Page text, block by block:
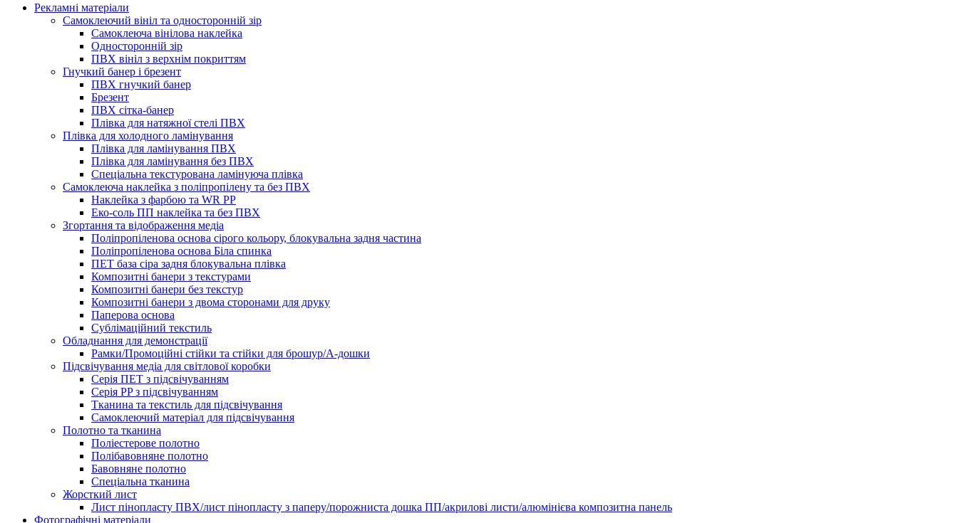
Рекламні матеріали
Самоклеючий вініл та односторонній зір
Самоклеюча вінілова наклейка
Односторонній зір
ПВХ вініл з верхнім покриттям
Гнучкий банер і брезент
ПВХ гнучкий банер
Брезент
ПВХ сітка-банер
Плівка для натяжної стелі ПВХ
Плівка для холодного ламінування
Плівка для ламінування ПВХ
Плівка для ламінування без ПВХ
Спеціальна текстурована ламінуюча плівка
Самоклеюча наклейка з поліпропілену та без ПВХ
Наклейка з фарбою та WR PP
Еко-соль ПП наклейка та без ПВХ
Згортання та відображення медіа
Поліпропіленова основа сірого кольору, блокувальна задня частина
Поліпропіленова основа Біла спинка
ПЕТ база сіра задня блокувальна плівка
Композитні банери з текстурами
Композитні банери без текстур
Композитні банери з двома сторонами для друку
Паперова основа
Сублімаційний текстиль
Обладнання для демонстрації
Рамки/Промоційні стійки та стійки для брошур/А-дошки
Підсвічування медіа для світлової коробки
Серія ПЕТ з підсвічуванням
Серія PP з підсвічуванням
Тканина та текстиль для підсвічування
Самоклеючий матеріал для підсвічування
Полотно та тканина
Поліестерове полотно
Полібавовняне полотно
Бавовняне полотно
Спеціальна тканина
Жорсткий лист
Лист пінопласту ПВХ/лист пінопласту з паперу/порожниста дошка ПП/акрилові листи/алюмінієва композитна панель
Фотографічні матеріали